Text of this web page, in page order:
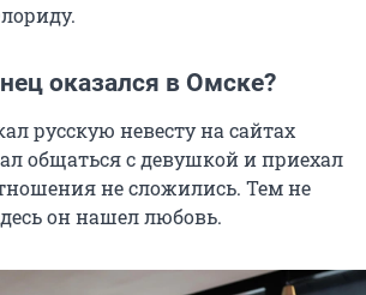
оказался в Омске?
русскую невесту на сайтах
общаться с девушкой и приехал
не сложились. Тем не
он нашел любовь.